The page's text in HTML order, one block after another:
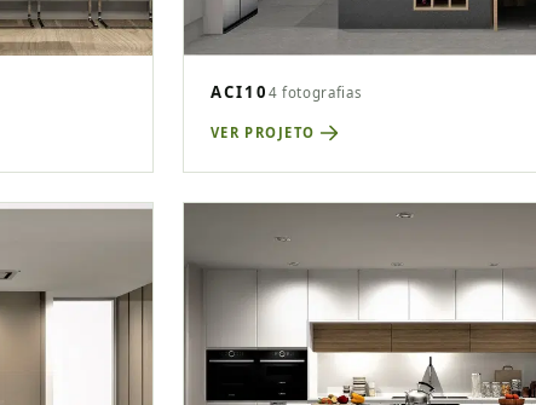
ACI10 4 fotografias
VER PROJETO